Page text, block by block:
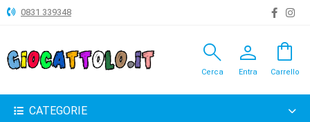
ANIMALI
0831 339348
search
Cerca
person
Entra
shopping_bag
Carrello
CATEGORIE